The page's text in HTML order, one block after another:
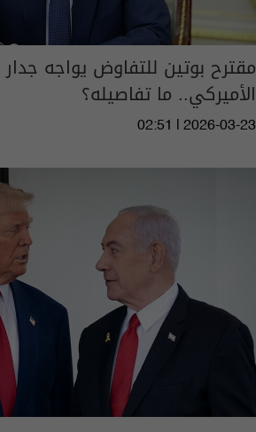
مقترح بوتين للتفاوض يواجه
الأميركي.. ما تفاصيله؟
02:51 | 2026-03-23